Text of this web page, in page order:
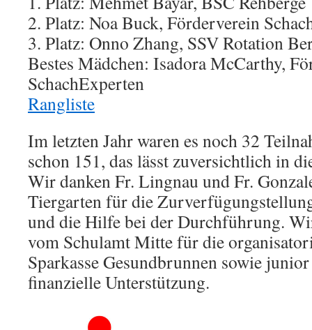
2. Platz: Noa Buck, Förderverein
3. Platz: Onno Zhang, SSV Rotation
Bestes Mädchen: Isadora McCarthy,
SchachExperten
Rangliste
Im letzten Jahr waren es noch 32
schon 151, das lässt zuversichtlich in
Wir danken Fr. Lingnau und Fr.
Tiergarten für die
und die Hilfe bei der Durchführung.
vom Schulamt Mitte für die
Sparkasse Gesundbrunnen sowie
finanzielle Unterstützung.